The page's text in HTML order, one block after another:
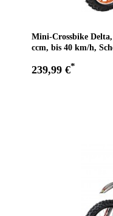
Mini-Crossbike
ccm, bis 40 km/h,
239,99 €*